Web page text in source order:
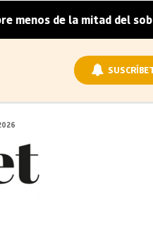
la mitad del sobreprecio